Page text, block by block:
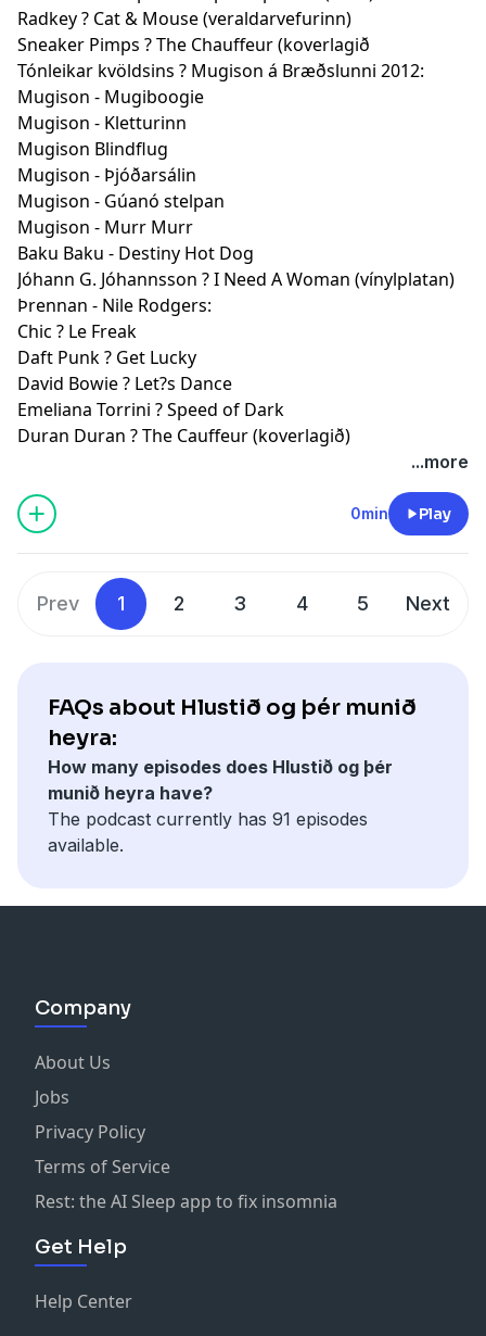
Radkey ? Cat & Mouse (veraldarvefurinn)
Sneaker Pimps ? The Chauffeur (koverlagið
Tónleikar kvöldsins ? Mugison á Bræðslunni 2012:
Mugison - Mugiboogie
Mugison - Kletturinn
Mugison Blindflug
Mugison - Þjóðarsálin
Mugison - Gúanó stelpan
Mugison - Murr Murr
Baku Baku - Destiny Hot Dog
Jóhann G. Jóhannsson ? I Need A Woman (vínylplatan)
Þrennan - Nile Rodgers:
Chic ? Le Freak
Daft Punk ? Get Lucky
David Bowie ? Let?s Dance
Emeliana Torrini ? Speed of Dark
Duran Duran ? The Cauffeur (koverlagið)
...more
0min Play
Prev 1 2 3 4 5 Next
FAQs about Hlustið og þér munið
heyra:
How many episodes does Hlustið og þér
munið heyra have?
The podcast currently has 91 episodes
available.
Company
About Us
Jobs
Privacy Policy
Terms of Service
Rest: the AI Sleep app to fix insomnia
Get Help
Help Center